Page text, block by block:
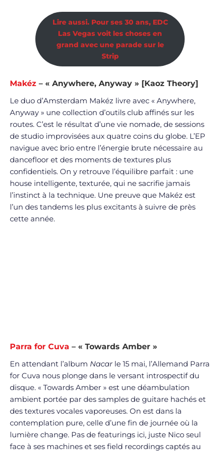
Lire aussi. Pour ses 30 ans, EDC
Las Vegas voit les choses en
grand avec une parade sur le
Strip
Makéz – « Anywhere, Anyway » [Kaoz Theory]
Le duo d’Amsterdam Makéz livre avec « Anywhere,
Anyway » une collection d’outils club affinés sur les
routes. C’est le résultat d’une vie nomade, de sessions
de studio improvisées aux quatre coins du globe. L’EP
navigue avec brio entre l’énergie brute nécessaire au
dancefloor et des moments de textures plus
confidentiels. On y retrouve l’équilibre parfait : une
house intelligente, texturée, qui ne sacrifie jamais
l’instinct à la technique. Une preuve que Makéz est
l’un des tandems les plus excitants à suivre de près
cette année.
Parra for Cuva – « Towards Amber »
En attendant l’album Nacarle 15 mai, l’Allemand Parra
for Cuva nous plonge dans le versant introspectif du
disque. « Towards Amber » est une déambulation
ambient portée par des samples de guitare hachés et
des textures vocales vaporeuses. On est dans la
contemplation pure, celle d’une fin de journée où la
lumière change. Pas de featurings ici, juste Nico seul
face à ses machines et ses field recordings captés au